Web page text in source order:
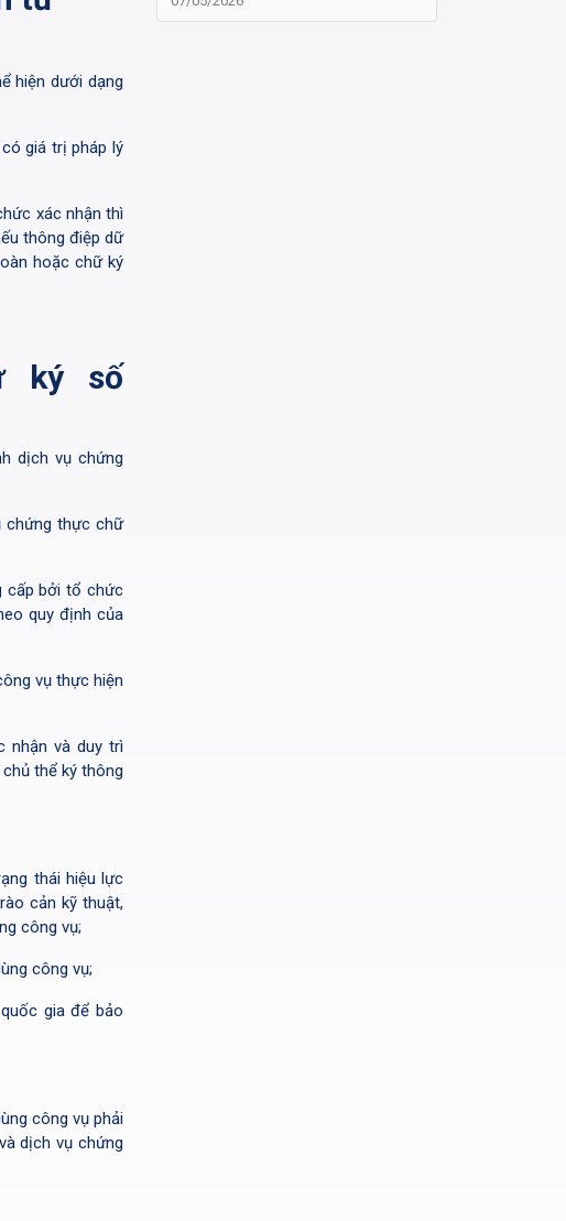
hiện dưới dạng
giá trị pháp lý
xác nhận thì
thông điệp dữ
hoặc chữ ký
ký số
dịch vụ chứng
chứng thực chữ
cấp bởi tổ chức
quy định của
vụ thực hiện
nhận và duy trì
thể ký thông
thái hiệu lực
cản kỹ thuật,
công vụ;
công vụ;
gia để bảo
công vụ phải
dịch vụ chứng